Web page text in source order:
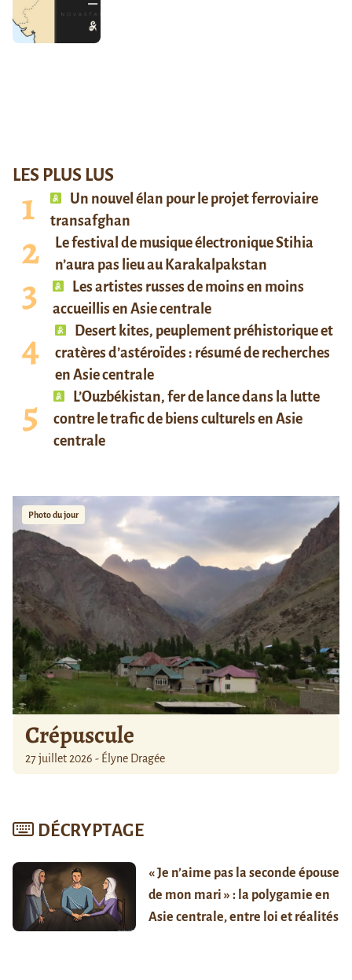
LES PLUS LUS
Un nouvel élan pour le projet ferroviaire
transafghan
Le festival de musique électronique Stihia
n’aura pas lieu au Karakalpakstan
Les artistes russes de moins en moins
accueillis en Asie centrale
Desert kites, peuplement préhistorique et
cratères d’astéroïdes : résumé de recherches
en Asie centrale
L’Ouzbékistan, fer de lance dans la lutte
contre le trafic de biens culturels en Asie
centrale
Photo du jour
Crépuscule
27 juillet 2026 - Élyne Dragée
DÉCRYPTAGE
« Je n’aime pas la seconde épouse
de mon mari » : la polygamie en
Asie centrale, entre loi et réalités